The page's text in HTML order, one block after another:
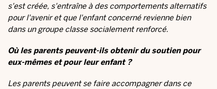
s'est créée, s'entraîne à des comportements alternatifs
pour l'avenir et que l'enfant concerné revienne bien
dans un groupe classe socialement renforcé.
Où les parents peuvent-ils obtenir du soutien pour
eux-mêmes et pour leur enfant ?
Les parents peuvent se faire accompagner dans ce